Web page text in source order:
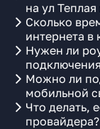
на ул
Сколько
интернета в
Нужен ли
Можно ли
мобильной
Что делать,
провайдера?